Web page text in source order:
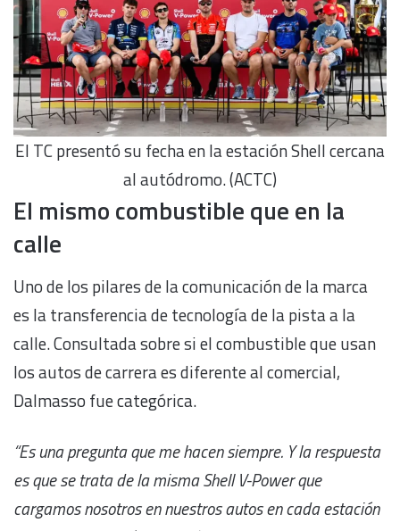
El TC presentó su fecha en la estación Shell cercana
al autódromo. (ACTC)
El mismo combustible que en la
calle
Uno de los pilares de la comunicación de la marca
es la transferencia de tecnología de la pista a la
calle. Consultada sobre si el combustible que usan
los autos de carrera es diferente al comercial,
Dalmasso fue categórica.
“Es una pregunta que me hacen siempre. Y la respuesta
es que se trata de la misma Shell V-Power que
cargamos nosotros en nuestros autos en cada estación